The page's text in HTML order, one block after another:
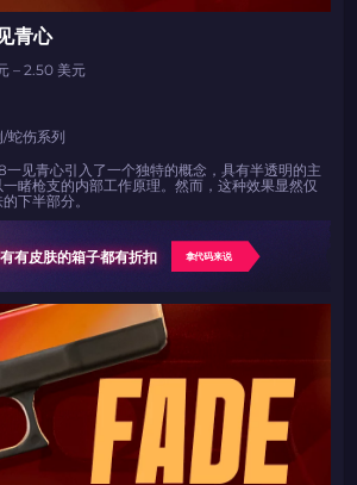
促销代码
并将促销代码复制到剪贴板
2024LONG
促销代码
贴板
促销代码
促销代码
倾情推荐
MONGOLZ社区与电子竞技
青心
– 2.50 美元
蛇伤系列
见青心引入了一个独特的概念，具有半透明的主
睹枪支的内部工作原理。然而，这种效果显然仅
下半部分。
有皮肤的箱子都有折扣 拿代码来说